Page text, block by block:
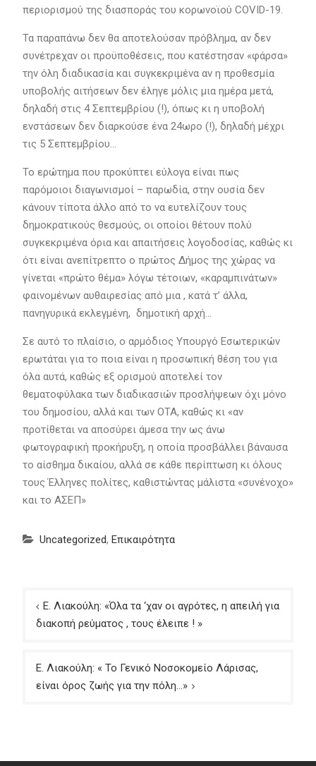
περιορισμού της διασποράς του κορωνοϊού COVID-19.
Τα παραπάνω δεν θα αποτελούσαν πρόβλημα, αν δεν
συνέτρεχαν οι προϋποθέσεις, που κατέστησαν «φάρσα»
την όλη διαδικασία και συγκεκριμένα αν η προθεσμία
υποβολής αιτήσεων δεν έληγε μόλις μια ημέρα μετά,
δηλαδή στις 4 Σεπτεμβρίου (!), όπως κι η υποβολή
ενστάσεων δεν διαρκούσε ένα 24ωρο (!), δηλαδή μέχρι
τις 5 Σεπτεμβρίου…
Το ερώτημα που προκύπτει εύλογα είναι πως
παρόμοιοι διαγωνισμοί – παρωδία, στην ουσία δεν
κάνουν τίποτα άλλο από το να ευτελίζουν τους
δημοκρατικούς θεσμούς, οι οποίοι θέτουν πολύ
συγκεκριμένα όρια και απαιτήσεις λογοδοσίας, καθώς κι
ότι είναι ανεπίτρεπτο ο πρώτος Δήμος της χώρας να
γίνεται «πρώτο θέμα» λόγω τέτοιων, «καραμπινάτων»
φαινομένων αυθαιρεσίας από μια , κατά τ’ άλλα,
πανηγυρικά εκλεγμένη, δημοτική αρχή…
Σε αυτό το πλαίσιο, ο αρμόδιος Υπουργό Εσωτερικών
ερωτάται για το ποια είναι η προσωπική θέση του για
όλα αυτά, καθώς εξ ορισμού αποτελεί τον
θεματοφύλακα των διαδικασιών προσλήψεων όχι μόνο
του δημοσίου, αλλά και των ΟΤΑ, καθώς κι «αν
προτίθεται να αποσύρει άμεσα την ως άνω
φωτογραφική προκήρυξη, η οποία προσβάλλει βάναυσα
το αίσθημα δικαίου, αλλά σε κάθε περίπτωση κι όλους
τους Έλληνες πολίτες, καθιστώντας μάλιστα «συνένοχο»
και το ΑΣΕΠ»
Uncategorized, Επικαιρότητα
Πλοήγηση
άρθρων
Ε. Λιακούλη: «Όλα τα ‘χαν οι αγρότες, η απειλή για
διακοπή ρεύματος , τους έλειπε ! »
Ε. Λιακούλη: « Το Γενικό Νοσοκομείο Λάρισας,
είναι όρος ζωής για την πόλη…»